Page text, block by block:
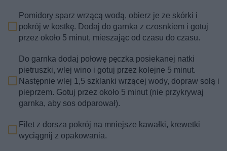
Pomidory sparz wrzącą wodą, obierz je ze skórki i
pokrój w kostkę. Dodaj do garnka z czosnkiem i gotuj
przez około 5 minut, mieszając od czasu do czasu.
Do garnka dodaj połowę pęczka posiekanej natki
pietruszki, wlej wino i gotuj przez kolejne 5 minut.
Następnie wlej 1,5 szklanki wrzącej wody, dopraw solą i
pieprzem. Gotuj przez około 5 minut (nie przykrywaj
garnka, aby sos odparował).
Filet z dorsza pokrój na mniejsze kawałki, krewetki
wyciągnij z opakowania.